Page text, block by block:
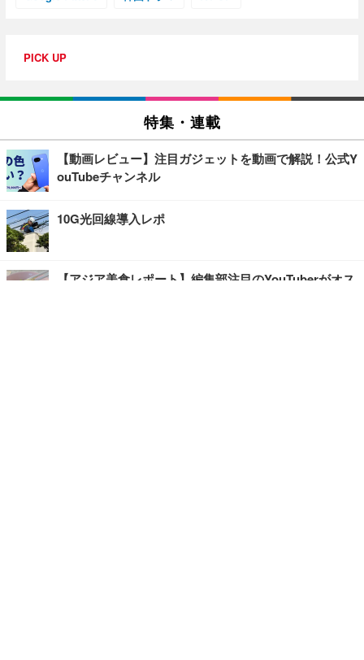
PICK UP
特集・連載
【動画レビュー】注目ガジェットを動画で解説！公式Y
ouTubeチャンネル
10G光回線導入レポ
【アジア美食レポート】編集部注目のYouTuberがオス